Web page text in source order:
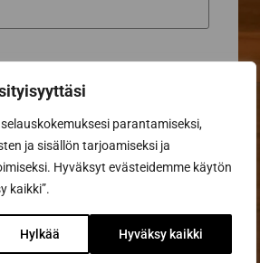
parantamiseksi,
ja sisällön tarjoamiseksi ja
Hyväksyt evästeidemme käytön
kaikki”.
Hylkää Hyväksy kaikki